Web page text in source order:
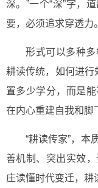
深。”一个“深”字，
要，必须追求穿透力。
形式可以多种
耕读传统，如何进
置多少学分，而是
在内心重建自我和脚
“耕读传家”，本
善机制、突出实效
庄读懂时代变迁，耕